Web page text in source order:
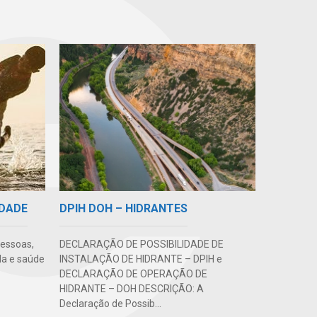
e saúde
DPIH DOH – HIDRANTES
DECLARAÇÃO DE POSSIBILIDADE DE
INSTALAÇÃO DE HIDRANTE – DPIH e
DECLARAÇÃO DE OPERAÇÃO DE
HIDRANTE – DOH DESCRIÇÃO: A
Declaração de Possib...